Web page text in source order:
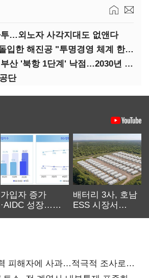
…외노자 사각지대도 없앤다
상임감사 공모 돌입한 해진공 "투명경영 체계 한층 강화"
해수부 신청사, 부산 '북항 1단계' 낙점…2030년 완공 목표
단
가입자 증가
·AIDC 성장…
배터리 3사, 호남
ESS 시장서
피해자에 사과…적극적 조사로